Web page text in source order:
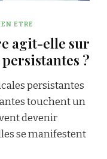
ETRE
agit-elle sur
?
persistantes
touchent un
devenir
se manifestent